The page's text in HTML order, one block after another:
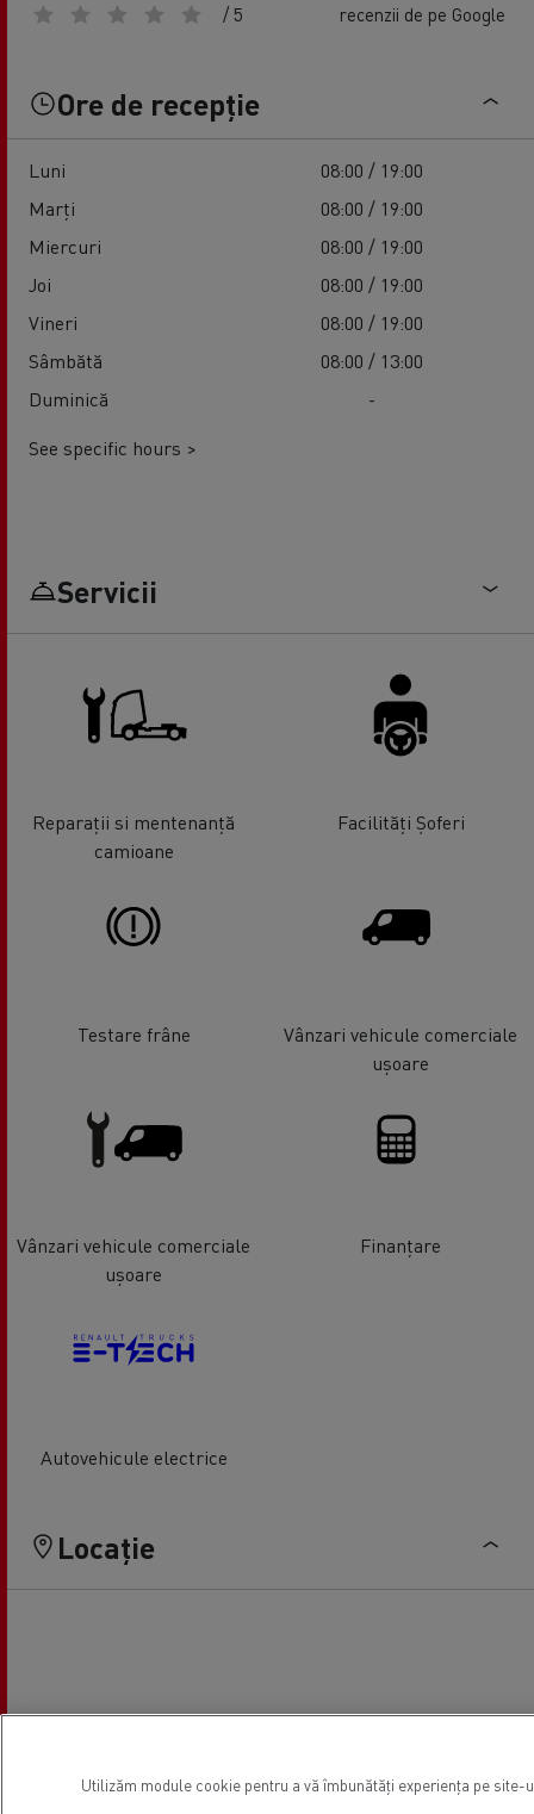
/ 5 recenzii de pe Google
Ore de recepție
Luni
08:00 / 19:00
Marți
08:00 / 19:00
Miercuri
08:00 / 19:00
Joi
08:00 / 19:00
Vineri
08:00 / 19:00
Sâmbătă
08:00 / 13:00
Duminică
-
See specific hours >
Servicii
Reparații si mentenanță
camioane
Facilități Șoferi
Testare frâne
Vânzari vehicule comerciale
ușoare
Vânzari vehicule comerciale
ușoare
Finanțare
Autovehicule electrice
Locație
Utilizăm module cookie pentru a vă îmbunătăți experiența pe